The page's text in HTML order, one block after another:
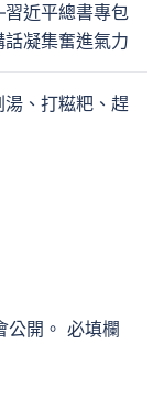
近平總書專包
凝集奮進氣力
、打糍粑、趕
開。 必填欄